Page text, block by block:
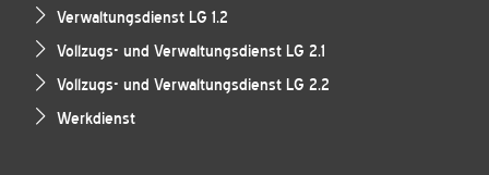
Verwaltungsdienst LG 1.2
Vollzugs- und Verwaltungsdienst LG 2.1
Vollzugs- und Verwaltungsdienst LG 2.2
Werkdienst